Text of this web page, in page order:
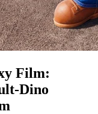
Film:
Dino